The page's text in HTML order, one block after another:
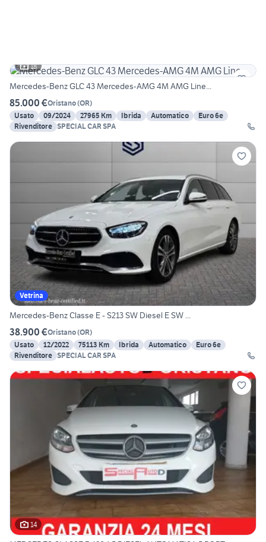
18
Mercedes-Benz GLC 43 Mercedes-AMG 4M AMG Line...
85.000 €Oristano(OR)
Usato
09/2024 27965 Km Ibrida Automatico
Euro 6e
Rivenditore SPECIAL CAR SPA
Vetrina
Mercedes-Benz Classe E - S213 SW Diesel E SW ...
38.900 €Oristano(OR)
Usato
12/2022 75113 Km Ibrida Automatico
Euro 6e
Rivenditore SPECIAL CAR SPA
14